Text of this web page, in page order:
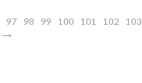
97 98 99 100 101 102 103